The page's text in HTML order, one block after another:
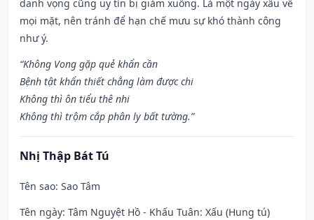
danh vọng cũng uy tín bị giảm xuống. Là một ngày xấu về
mọi mặt, nên tránh để hạn chế mưu sự khó thành công
như ý.
“Không Vong gặp quẻ khẩn cần
Bệnh tật khẩn thiết chẳng làm được chi
Không thì ôn tiểu thê nhi
Không thì trộm cắp phân ly bất tường.”
Nhị Thập Bát Tú
Tên sao: Sao Tâm
Tên ngày: Tâm Nguyệt Hồ - Khấu Tuân: Xấu (Hung tú)